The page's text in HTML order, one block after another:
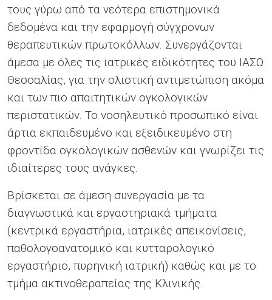
τους γύρω από τα νεότερα επιστημονικά
δεδομένα και την εφαρμογή σύγχρονων
θεραπευτικών πρωτοκόλλων. Συνεργάζονται
άμεσα με όλες τις ιατρικές ειδικότητες του ΙΑΣΩ
Θεσσαλίας, για την ολιστική αντιμετώπιση ακόμα
και των πιο απαιτητικών ογκολογικών
περιστατικών. Το νοσηλευτικό προσωπικό είναι
άρτια εκπαιδευμένο και εξειδικευμένο στη
φροντίδα ογκολογικών ασθενών και γνωρίζει τις
ιδιαίτερες τους ανάγκες.
Βρίσκεται σε άμεση συνεργασία με τα
διαγνωστικά και εργαστηριακά τμήματα
(κεντρικά εργαστήρια, ιατρικές απεικονίσεις,
παθολογοανατομικό και κυτταρολογικό
εργαστήριο, πυρηνική ιατρική) καθώς και με το
τμήμα ακτινοθεραπείας της Κλινικής.